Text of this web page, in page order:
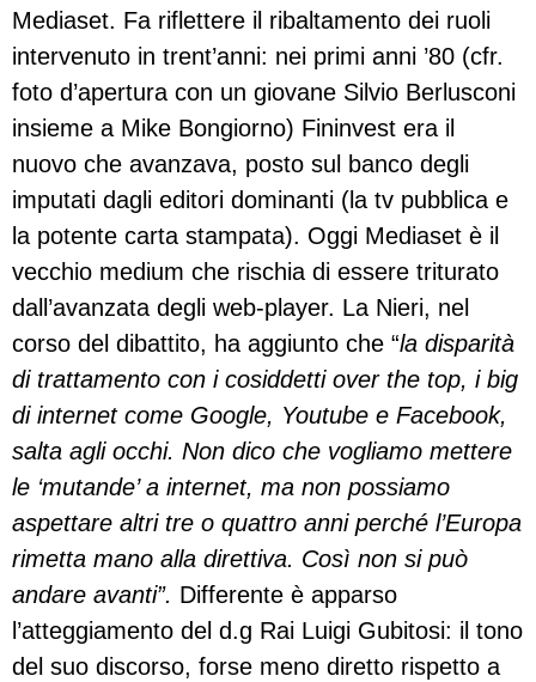
Mediaset. Fa riflettere il ribaltamento dei ruoli
intervenuto in trent’anni: nei primi anni ’80 (cfr.
foto d’apertura con un giovane Silvio Berlusconi
insieme a Mike Bongiorno) Fininvest era il
nuovo che avanzava, posto sul banco degli
imputati dagli editori dominanti (la tv pubblica e
la potente carta stampata). Oggi Mediaset è il
vecchio medium che rischia di essere triturato
dall’avanzata degli web-player. La Nieri, nel
corso del dibattito, ha aggiunto che “la disparità
di trattamento con i cosiddetti over the top, i big
di internet come Google, Youtube e Facebook,
salta agli occhi. Non dico che vogliamo mettere
le ‘mutande’ a internet, ma non possiamo
aspettare altri tre o quattro anni perché l’Europa
rimetta mano alla direttiva. Così non si può
andare avanti”. Differente è apparso
l’atteggiamento del d.g Rai Luigi Gubitosi: il tono
del suo discorso, forse meno diretto rispetto a